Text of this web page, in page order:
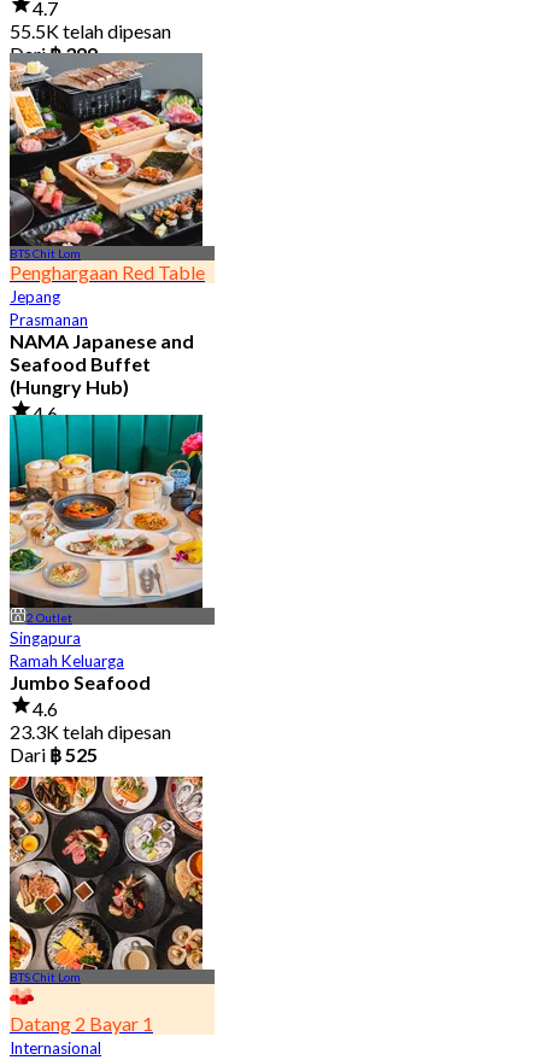
4.7
55.5K telah dipesan
Dari฿ 399
BTS Chit Lom
Penghargaan Red Table
Jepang
Prasmanan
NAMA Japanese and
Seafood Buffet
(Hungry Hub)
4.6
30K telah dipesan
Dari฿ 1,399.5
2 Outlet
Singapura
Ramah Keluarga
Jumbo Seafood
4.6
23.3K telah dipesan
Dari ฿ 525
BTS Chit Lom
Datang 2 Bayar 1
Internasional